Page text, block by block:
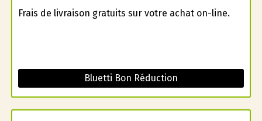
Frais de livraison gratuits sur votre achat on-line.
Bluetti Bon Réduction